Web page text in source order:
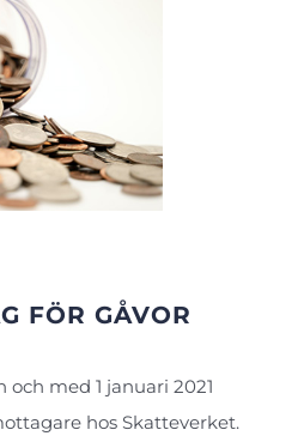
FÖR GÅVOR
med 1 januari 2021
hos Skatteverket.